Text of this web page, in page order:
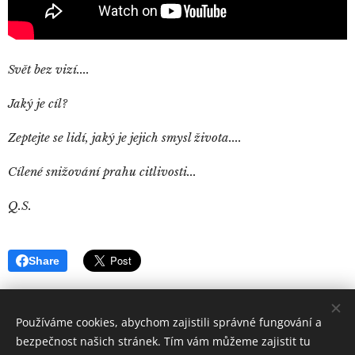
Svět bez vizí....
Jaký je cíl?
Zeptejte se lidí, jaký je jejich smysl života....
Cílené snižování prahu citlivosti...
Q.S.
Share
Používáme cookies, abychom zajistili správné fungování a
bezpečnost našich stránek. Tím vám můžeme zajistit tu